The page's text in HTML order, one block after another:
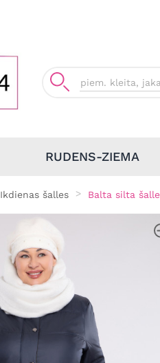
RUDENS-ZIEMA
Ikdienas šalles Balta silta šalle